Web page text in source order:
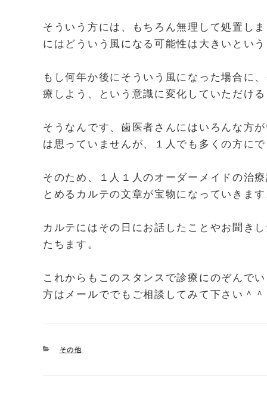
そういう方には、もちろん無理して処置し
にはどういう風になる可能性は大きいとい
もし何年か後にそういう風になった場合に
療しよう、という意識に変化していただけ
そうなんです、歯医者さんにはいろんな方
は思っていませんが、１人でも多くの方に
そのため、１人１人のオーダーメイドの治
とめるカルテの文章が宝物になっていきます
カルテにはその日にお話したことやお聞き
たちます。
これからもこのスタンスで診療にのぞんで
方はメールででもご相談してみて下さい＾＾
CATEGORIES
その他